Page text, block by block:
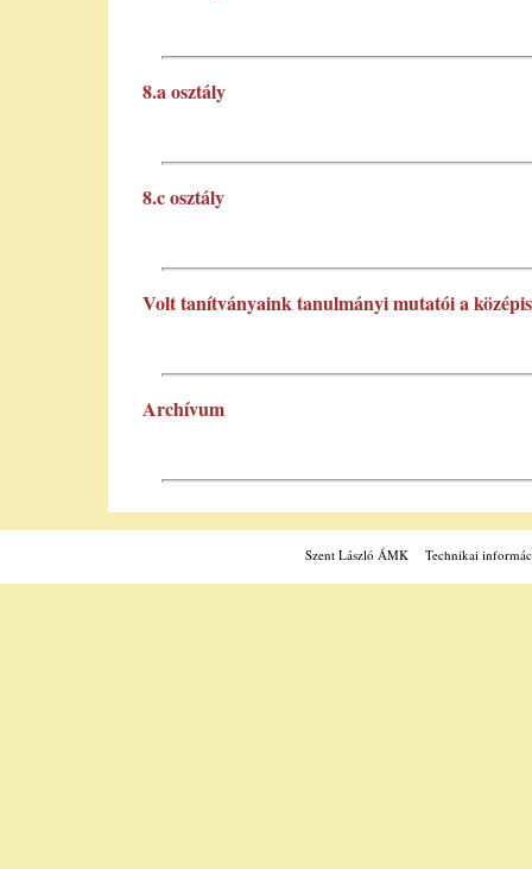
8.a osztály
8.c osztály
Volt tanítványaink tanulmányi mutatói a
Archívum
Szent László ÁMK Technikai